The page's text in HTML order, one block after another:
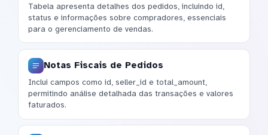
Tabela apresenta detalhes dos pedidos, incluindo id,
status e informações sobre compradores, essenciais
para o gerenciamento de vendas.
Notas Fiscais de Pedidos
Inclui campos como id, seller_id e total_amount,
permitindo análise detalhada das transações e valores
faturados.